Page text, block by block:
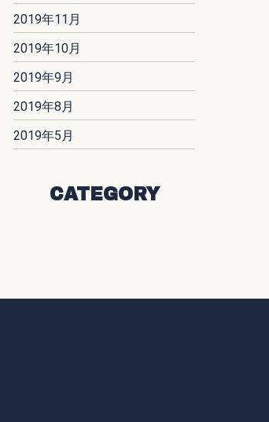
2019年11月
2019年10月
2019年9月
2019年8月
2019年5月
CATEGORY